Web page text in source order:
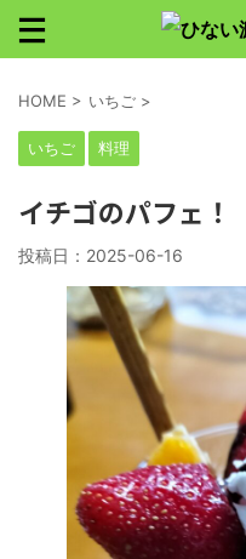
HOME > いちご >
いちご 料理
イチゴのパフェ！
投稿日： 2025-06-16